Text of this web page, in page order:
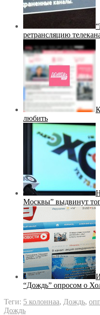
ретрансляцию
любить
Москвы” выдвинут
“Дождь” опросом о
Теги: 5 колоннаа, Дождь,
Дождь